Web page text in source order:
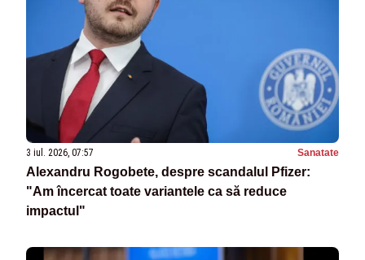
3 iul. 2026, 07:57 Sanatate
Alexandru Rogobete, despre scandalul Pfizer:
"Am încercat toate variantele ca să reduce
impactul"